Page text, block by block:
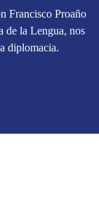
Francisco Proaño
de la Lengua, nos
diplomacia.